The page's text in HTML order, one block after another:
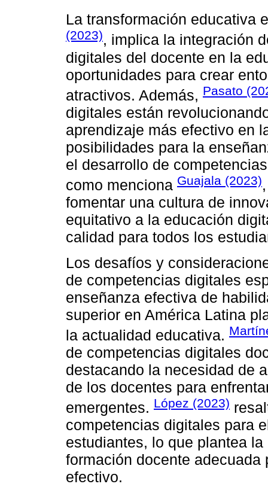
La transformación educativa
(2023), implica la integración
digitales del docente en la
oportunidades para crear
atractivos. Además, Pasato
digitales están
aprendizaje más efectivo en
posibilidades para la
el desarrollo de
como menciona Guajala (2023)
fomentar una cultura de
equitativo a la educación
calidad para todos los
Los desafíos y
de competencias digitales
enseñanza efectiva de
superior en América Latina
la actualidad educativa.
de competencias digitales
destacando la necesidad de
de los docentes para
emergentes. López (2023)
competencias digitales para
estudiantes, lo que plantea
formación docente
efectivo.